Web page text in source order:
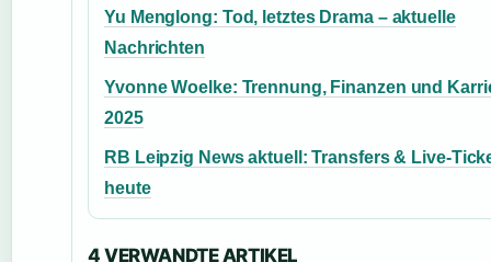
Yu Menglong: Tod, letztes Drama – aktuelle
Nachrichten
Yvonne Woelke: Trennung, Finanzen und
2025
RB Leipzig News aktuell: Transfers & Live-
heute
4 VERWANDTE ARTIKEL